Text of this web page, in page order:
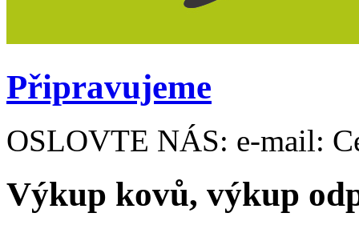
Připravujeme
OSLOVTE NÁS: e-mail:
Výkup kovů, výkup